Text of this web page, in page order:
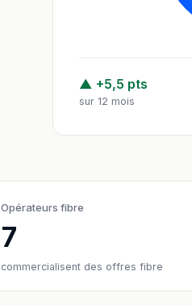
▲ +5,5 pts
sur 12 mois
Opérateurs fibre
7
commercialisent des offres fibre